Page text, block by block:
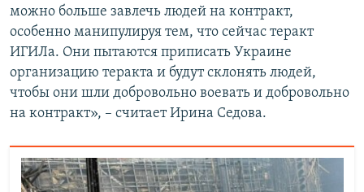
можно больше завлечь людей на контракт,
особенно манипулируя тем, что сейчас теракт
ИГИЛа. Они пытаются приписать Украине
организацию теракта и будут склонять людей,
чтобы они шли добровольно воевать и добровольно
на контракт», – считает Ирина Седова.